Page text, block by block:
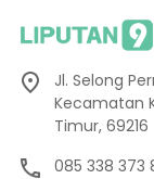
Jl. Selong
Kecamatan
Timur, 69216
085 338 373